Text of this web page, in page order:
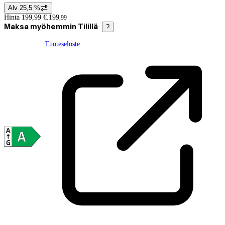
Hintatiedot
Alv 25,5 %
Hinta 199,99 €. 199,99
Maksa myöhemmin Tilillä ?
Tuoteseloste